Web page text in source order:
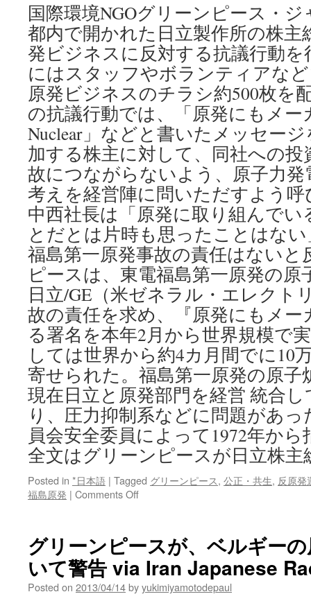
国際環境NGOグリーンピース・
都内で開かれた日立製作所の株主
発ビジネスに反対する抗議行動
にはスタッフやボランティアな
原発ビジネスのチラシ約500枚を
の抗議行動では、「原発にもメー
Nuclear」などと書いたメッセー
加する株主に対して、同社への
故につながらないよう、原子力
考えを経営陣に問いただすよう
中西社長は「原発に取り組んで
とだとは片時も思ったことはな
福島第一原発事故の責任はないと
ピースは、東電福島第一原発の
日立/GE（米ゼネラル・エレクト
故の責任を求め、『原発にもメー
る署名を本年2月から世界規模で
しては世界から約4カ月間でに10
寄せられた。福島第一原発の原子
現在日立と原発部門を経営 統合
り、圧力抑制系などに問題があ
員会安全委員によって1972年か
全文はグリーンピースが日立株主
Posted in *日本語 | Tagged グリーンピース, 公正・共生, 反原発
福島原発 | Comments Offon
ン
ピ
ー
ス
グリーンピースが、ベルギー
いて警告 via Iran Japanese
Posted on 2013/04/14byyukimiyamotodepaul